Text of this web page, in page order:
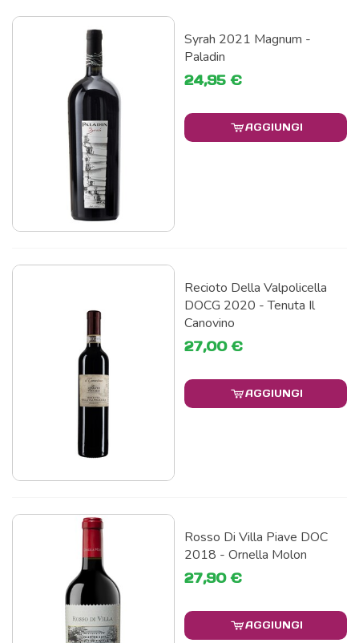
Syrah 2021 Magnum -
Paladin
24,95 €
AGGIUNGI
Recioto Della Valpolicella
DOCG 2020 - Tenuta Il
Canovino
27,00 €
AGGIUNGI
Rosso Di Villa Piave DOC
2018 - Ornella Molon
27,90 €
AGGIUNGI